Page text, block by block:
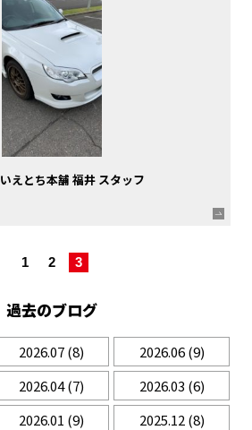
いえとち本舗 福井 スタッフ
1 2 3
過去のブログ
2026.07(8) 2026.06(9)
2026.04(7) 2026.03 (6)
2026.01 (9) 2025.12(8)